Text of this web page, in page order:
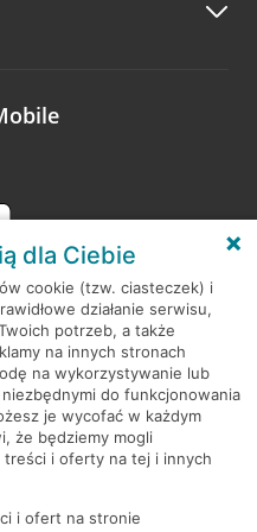
opinią o wizycie.
dla Ciebie
cookie (tzw. ciasteczek) i
działanie serwisu,
potrzeb, a także
na innych stronach
na wykorzystywanie lub
do funkcjonowania
je wycofać w każdym
że będziemy mogli
i oferty na tej i innych
i ofert na stronie